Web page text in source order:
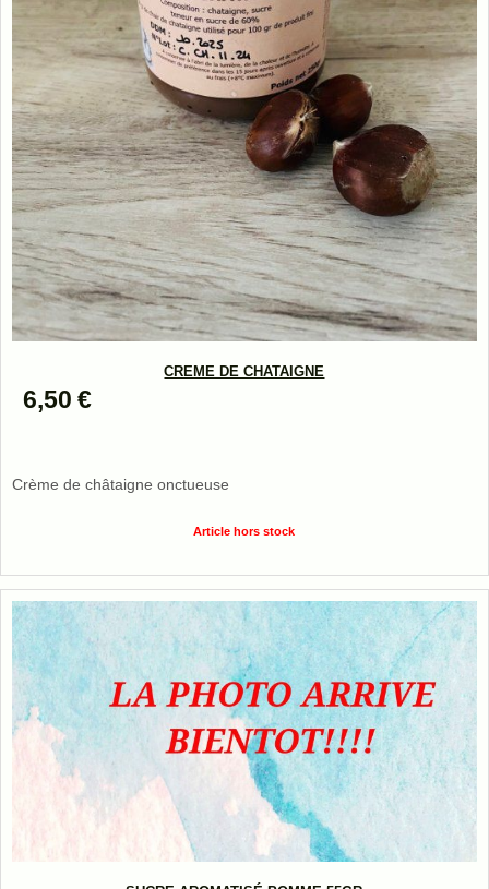
CREME DE CHATAIGNE
6,50 €
Crème de châtaigne onctueuse
Article hors stock